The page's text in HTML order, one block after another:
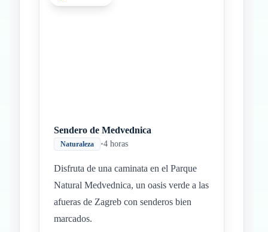
Sendero de Medvednica
Naturaleza •4 horas
Disfruta de una caminata en el Parque
Natural Medvednica, un oasis verde a las
afueras de Zagreb con senderos bien
marcados.